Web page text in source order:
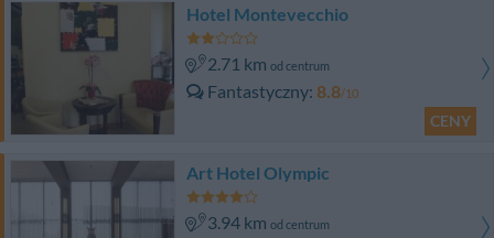
Hotel Montevecchio
2.71 km od centrum
Fantastyczny 8.8/10
CENY
Art Hotel Olympic
3.94 km od centrum